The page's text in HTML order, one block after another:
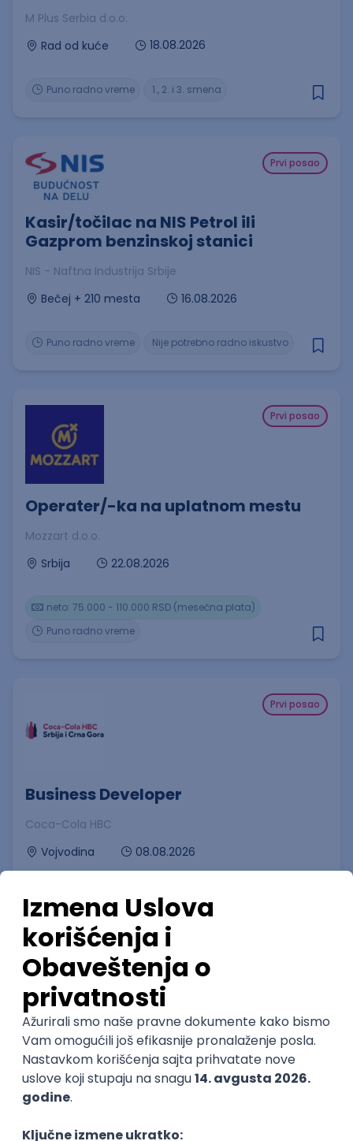
M Plus Serbia d.o.o.
Rad od kuće
18.08.2026
1., 2. i 3. smena
Puno radno vreme
Prvi posao
Kasir/točilac na NIS Petrol ili
Gazprom benzinskoj stanici
NIS - Naftna Industrija Srbije
Bečej + 210 mesta
16.08.2026
Nije potrebno radno iskustvo
Puno radno vreme
Prvi posao
Operater/-ka na uplatnom mestu
Mozzart d.o.o.
Srbija
22.08.2026
Puno radno vreme
neto: 75.000 - 110.000 RSD (mesečna plata)
Prvi posao
Business Developer
Coca-Cola HBC
Vojvodina
08.08.2026
Puno radno vreme
Customer Service Expert – Aviation
& Travel (Deutsch und Englisch)
Gevekom Customer Services d.o.o.